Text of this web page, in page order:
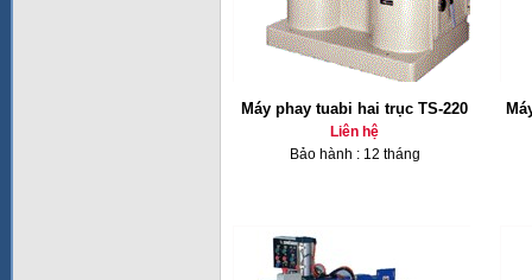
Máy phay tuabi hai trục TS-220
Liên hệ
Bảo hành : 12 tháng